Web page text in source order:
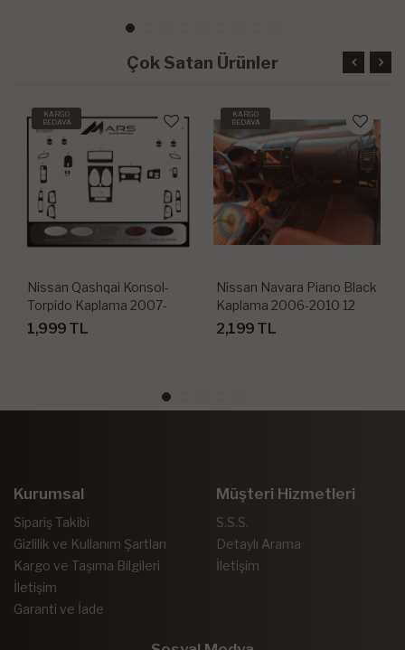
Çok Satan Ürünler
KARGO
BEDAVA
Nissan Qashqai Konsol-
Torpido Kaplama 2007-
2010 24 Parça
1,999 TL
KARGO
BEDAVA
Nissan Navara Piano Black
Kaplama 2006-2010 12
Parça
2,199 TL
Kurumsal
Sipariş Takibi
Gizlilik ve Kullanım Şartları
Kargo ve Taşıma Bilgileri
İletişim
Garanti ve İade
Müşteri Hizmetleri
S.S.S.
Detaylı Arama
İletişim